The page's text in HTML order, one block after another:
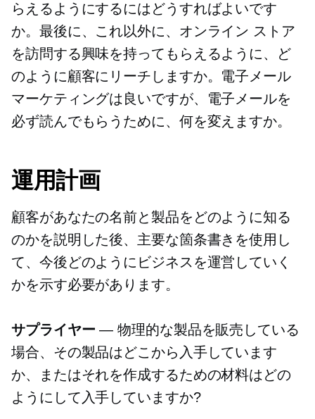
らえるようにするにはどうすればよいです
か。最後に、これ以外に、オンライン ストア
を訪問する興味を持ってもらえるように、ど
のように顧客にリーチしますか。電子メール
マーケティングは良いですが、電子メールを
必ず読んでもらうために、何を変えますか。
運用計画
顧客があなたの名前と製品をどのように知る
のかを説明した後、主要な箇条書きを使用し
て、今後どのようにビジネスを運営していく
かを示す必要があります。
サプライヤー — 物理的な製品を販売している
場合、その製品はどこから入手しています
か、またはそれを作成するための材料はどの
ようにして入手していますか?